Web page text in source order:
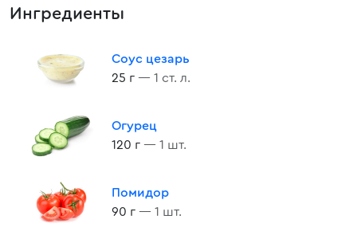
Ингредиенты
Соус цезарь
25 г — 1 ст. л.
Огурец
120 г — 1 шт.
Помидор
90 г — 1 шт.